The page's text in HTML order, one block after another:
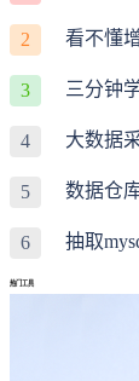
2 看不懂
3 三分钟
4 大数据
5 数据仓
6 抽取
热门工具